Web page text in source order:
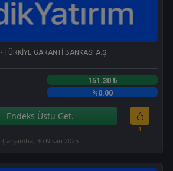
- TÜRKİYE GARANTİ BANKASI A.Ş.
151.30 ₺
%0.00
Endeks Üstü Get.
1
Çarşamba, 30 Nisan 2025